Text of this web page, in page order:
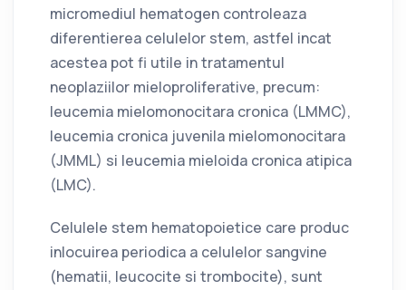
micromediul hematogen controleaza
diferentierea celulelor stem, astfel incat
acestea pot fi utile in tratamentul
neoplaziilor mieloproliferative, precum:
leucemia mielomonocitara cronica (LMMC),
leucemia cronica juvenila mielomonocitara
(JMML) si leucemia mieloida cronica atipica
(LMC).
Celulele stem hematopoietice care produc
inlocuirea periodica a celulelor sangvine
(hematii, leucocite si trombocite), sunt